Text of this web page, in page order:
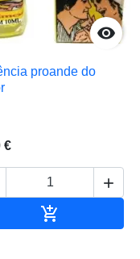

proande do
€

